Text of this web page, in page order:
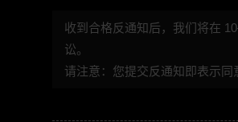
收到合格反通知后，我们将在
讼。
请注意：您提交反通知即表示同